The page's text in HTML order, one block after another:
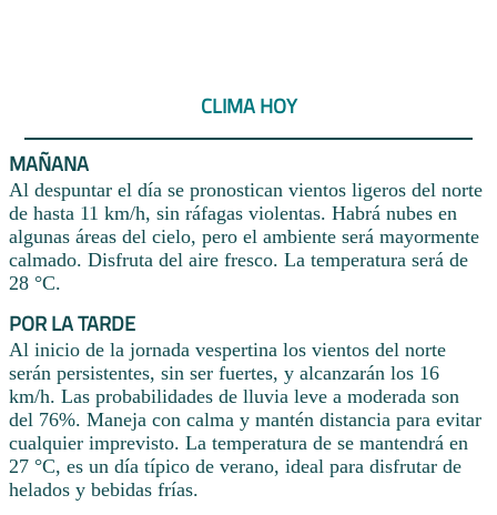
CLIMA HOY
MAÑANA
Al despuntar el día se pronostican vientos ligeros del norte
de hasta 11 km/h, sin ráfagas violentas. Habrá nubes en
algunas áreas del cielo, pero el ambiente será mayormente
calmado. Disfruta del aire fresco. La temperatura será de
28 °C.
POR LA TARDE
Al inicio de la jornada vespertina los vientos del norte
serán persistentes, sin ser fuertes, y alcanzarán los 16
km/h. Las probabilidades de lluvia leve a moderada son
del 76%. Maneja con calma y mantén distancia para evitar
cualquier imprevisto. La temperatura de se mantendrá en
27 °C, es un día típico de verano, ideal para disfrutar de
helados y bebidas frías.